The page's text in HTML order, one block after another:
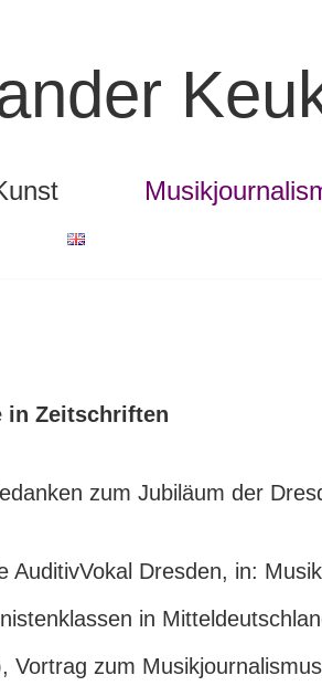
in Zeitschriften
zum Jubiläum der
AuditivVokal Dresden, in:
in
Vortrag zum